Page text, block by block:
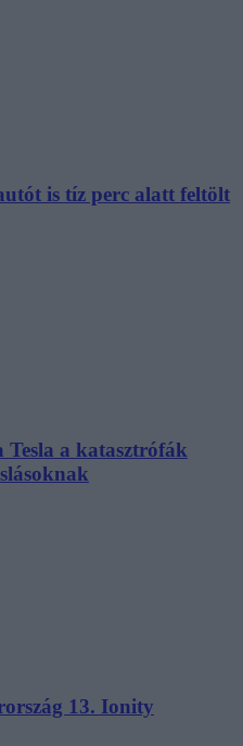
is tíz perc alatt feltölt
Tesla a katasztrófák
13. Ionity